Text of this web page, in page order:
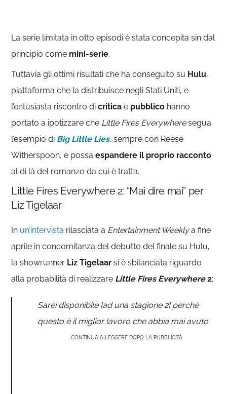
La serie limitata in otto episodi è stata concepita sin dal
principio come mini-serie.
Tuttavia gli ottimi risultati che ha conseguito su Hulu,
piattaforma che la distribuisce negli Stati Uniti, e
l’entusiasta riscontro dicritica e pubblico hanno
portato a ipotizzare che Little Fires Everywheresegua
l’esempio di Big Little Lies, sempre con Reese
Witherspoon, e possaespandere il proprio racconto
al di là del romanzo da cui è tratta.
Little Fires Everywhere 2: “Mai dire mai” per
Liz Tigelaar
In un’intervista rilasciata a Entertainment Weeklya fine
aprile in concomitanza del debutto del finale su Hulu,
la showrunner Liz Tigelaar si è sbilanciata riguardo
alla probabilità di realizzare Little Fires Everywhere2:
Sarei disponibile [ad una stagione 2] perché
questo è il miglior lavoro che abbia mai avuto.
CONTINUA A LEGGERE DOPO LA PUBBLICITÀ